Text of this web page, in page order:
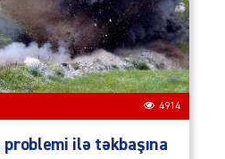
4914
ilə təkbaşına